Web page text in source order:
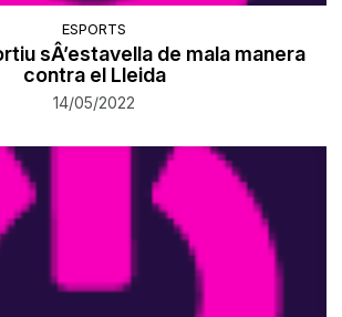
ESPORTS
sÂ’estavella de mala manera
contra el Lleida
14/05/2022